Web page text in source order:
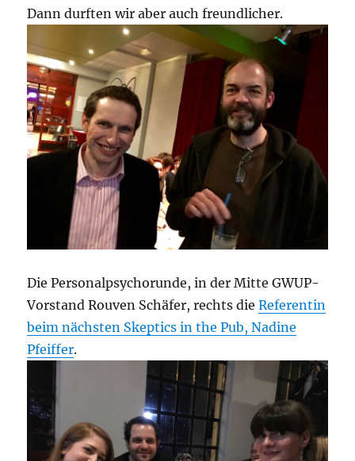
Dann durften wir aber auch freundlicher.
Die Personalpsychorunde, in der Mitte GWUP-
Vorstand Rouven Schäfer, rechts dieReferentin
beim nächsten Skeptics in the Pub, Nadine
Pfeiffer.